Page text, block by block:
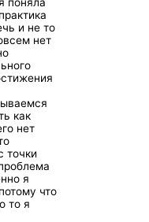
поняла
и не то
нет
как
нет
точки
я
что
то я